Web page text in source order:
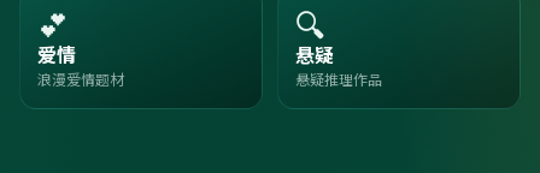
💕
爱情
浪漫爱情题材
🔍
悬疑
悬疑推理作品